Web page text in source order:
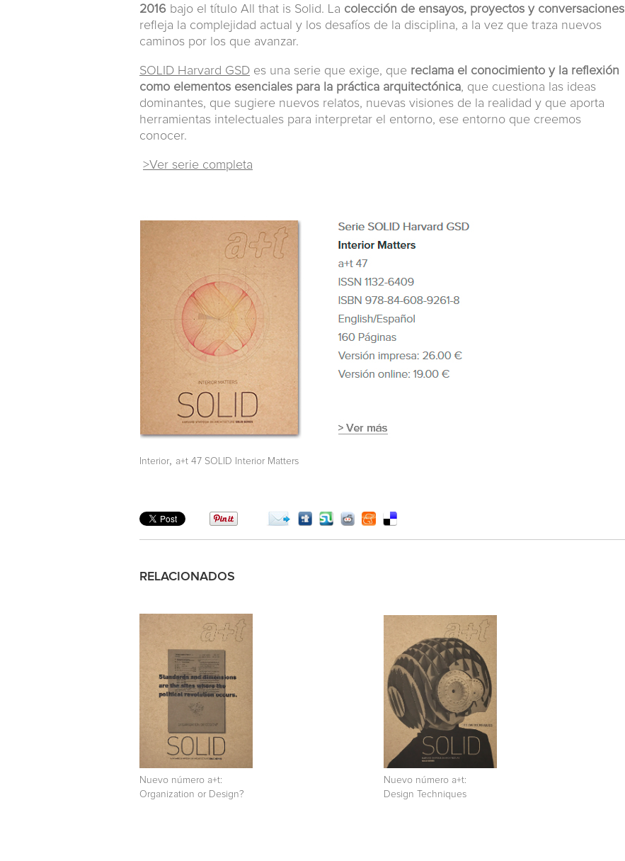
2016 bajo el título All that is Solid. La colección de ensayos, proyectos y conversaciones
refleja la complejidad actual y los desafíos de la disciplina, a la vez que traza nuevos
caminos por los que avanzar.
SOLID Harvard GSD es una serie que exige, que reclama el conocimiento y la reflexión
como elementos esenciales para la práctica arquitectónica, que cuestiona las ideas
dominantes, que sugiere nuevos relatos, nuevas visiones de la realidad y que aporta
herramientas intelectuales para interpretar el entorno, ese entorno que creemos
conocer.
>Ver serie completa
Interior, a+t 47 SOLID Interior Matters
RELACIONADOS
Nuevo número a+t:
Organization or Design?
Nuevo número a+t:
Design Techniques